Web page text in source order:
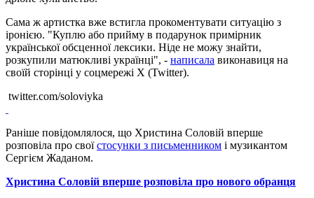
Сама ж артистка вже встигла прокоментувати ситуацію з
іронією. "Куплю або прийму в подарунок примірник
української обсценної лексики. Ніде не можу знайти,
розкупили матюкливі українці", - написала виконавиця на
своїй сторінці у соцмережі X (Twitter).
twitter.com/soloviyka
Раніше повідомлялося, що Христина Соловій вперше
розповіла про своїстосунки з письменником і музикантом
Сергієм Жаданом.
Христина Соловій вперше розповіла про нового обранця